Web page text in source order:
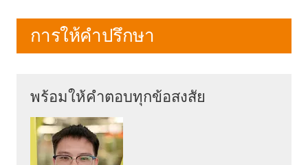
การให้คำปรึกษา
พร้อมให้คำตอบทุกข้อสงสัย